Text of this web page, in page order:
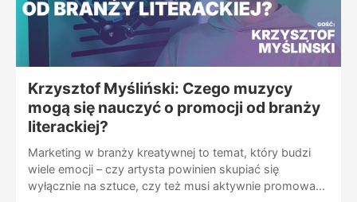
#branżamuzyczna
Krzysztof Myśliński: Czego muzycy
mogą się nauczyć o promocji od branży
literackiej?
Marketing w branży kreatywnej to temat, który budzi
wiele emocji – czy artysta powinien skupiać się
wyłącznie na sztuce, czy też musi aktywnie promować